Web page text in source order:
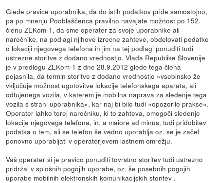
Glede pravice uporabnika, da do istih podatkov pride samostojno,
pa po mnenju Pooblaščenca pravilno navajate možnost po 152.
členu ZEKom-1, da sme operater za svoje uporabnike ali
naročnike, na podlagi njihove izrecne zahteve, obdelovati podatke
o lokaciji njegovega telefona in jim na tej podlagi ponuditi tudi
ustrezne storitve z dodano vrednostjo. Vlada Republike Slovenije
je v predlogu ZEKom-1 z dne 28.9.2012 glede tega člena
pojasnila, da termin storitve z dodano vrednostjo »vsebinsko že
vključuje možnost ugotovitve lokacije telefonskega aparata, ali
odtujenega vozila, v katerem je mobilna naprava za sledenje tega
vozila s strani uporabnika«, kar naj bi bilo tudi »opozorilo prakse«.
Operater lahko torej naročniku, ki to zahteva, omogoči sledenje
lokacije njegovega telefona, in, a maiore ad minus, tudi pridobitev
podatka o tem, ali se telefon še vedno uporablja oz. se je začel
ponovno uporabljati v operaterjevem lastnem omrežju.
Vaš operater si je pravico ponuditi tovrstno storitev tudi ustrezno
pridržal v splošnih pogojih uporabe, oz. še posebnih pogojih
uporabe mobilnih elektronskih komunikacijskih storitev .